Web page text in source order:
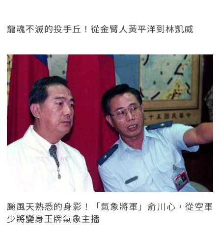
龍魂不滅的投手丘！從金臂人黃平洋到林凱威
颱風天熟悉的身影！「氣象將軍」俞川心，從空軍
少將變身王牌氣象主播